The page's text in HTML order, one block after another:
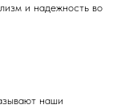
и надежность во
наши